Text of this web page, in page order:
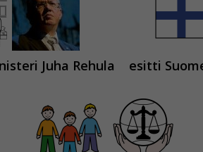
Juha Rehula esitti